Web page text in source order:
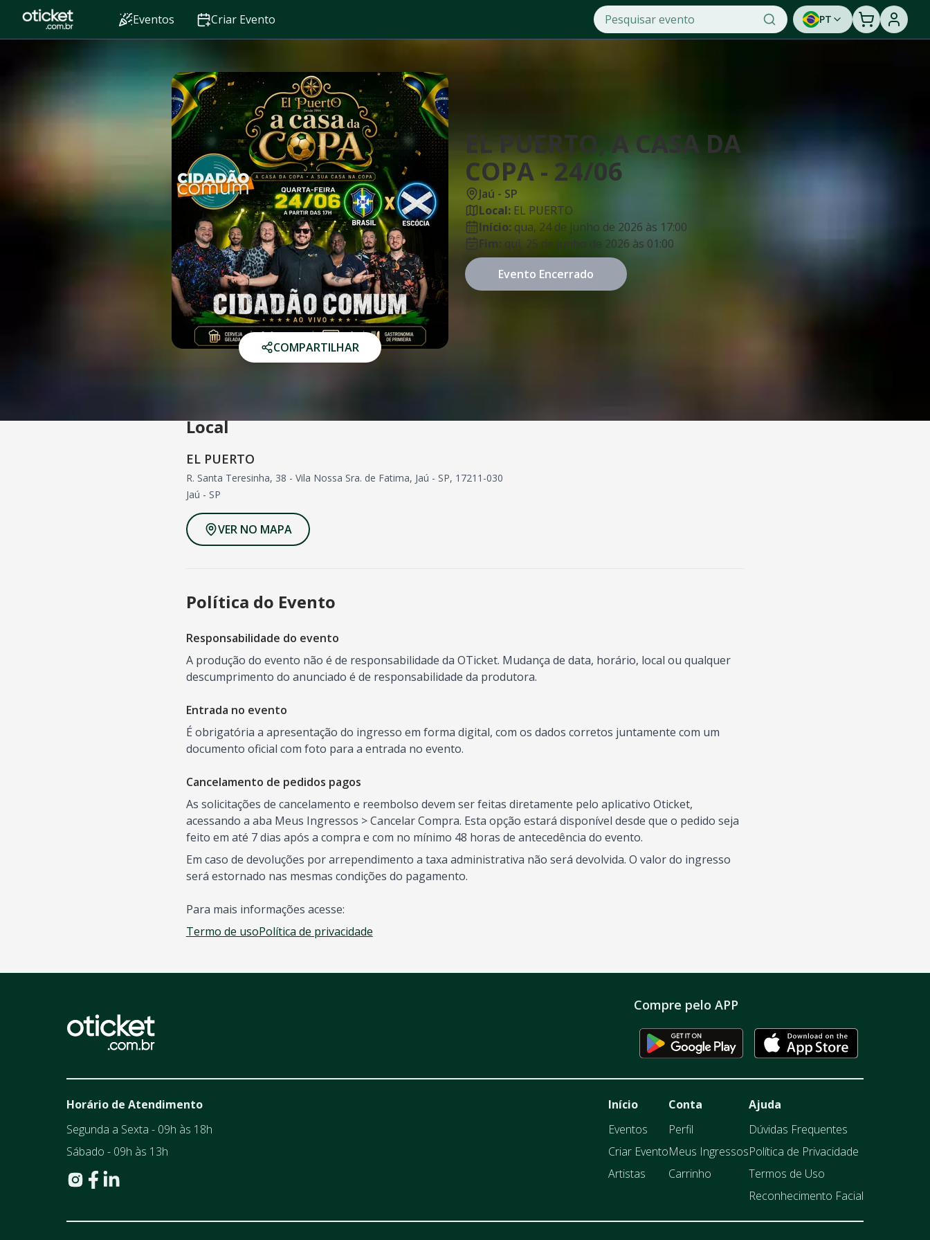
Eventos Criar Evento PT
COMPARTILHAR
EL PUERTO, A CASA DA
COPA - 24/06
Jaú - SP
Local: EL PUERTO
Início: qua, 24 de junho de 2026 às 17:00
Fim: qui, 25 de junho de 2026 às 01:00
Evento Encerrado
Local
EL PUERTO
R. Santa Teresinha, 38 - Vila Nossa Sra. de Fatima, Jaú - SP, 17211-030
Jaú - SP
VER NO MAPA
Política do Evento
Responsabilidade do evento
A produção do evento não é de responsabilidade da OTicket. Mudança de data, horário, local ou qualquer
descumprimento do anunciado é de responsabilidade da produtora.
Entrada no evento
É obrigatória a apresentação do ingresso em forma digital, com os dados corretos juntamente com um
documento oficial com foto para a entrada no evento.
Cancelamento de pedidos pagos
As solicitações de cancelamento e reembolso devem ser feitas diretamente pelo aplicativo Oticket,
acessando a aba Meus Ingressos > Cancelar Compra. Esta opção estará disponível desde que o pedido seja
feito em até 7 dias após a compra e com no mínimo 48 horas de antecedência do evento.
Em caso de devoluções por arrependimento a taxa administrativa não será devolvida. O valor do ingresso
será estornado nas mesmas condições do pagamento.
Para mais informações acesse:
Termo de usoPolítica de privacidade
Compre pelo APP
Horário de Atendimento
Segunda a Sexta - 09h às 18h
Sábado - 09h às 13h
Início
Eventos
Criar Evento
Artistas
Conta
Perfil
Meus Ingressos
Carrinho
Ajuda
Dúvidas Frequentes
Política de Privacidade
Termos de Uso
Reconhecimento Facial